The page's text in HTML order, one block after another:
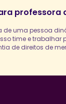
professora
de uma pessoa
time e trabalhar
de direitos de